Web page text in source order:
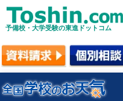
予備校・大学受験の東進ドットコム